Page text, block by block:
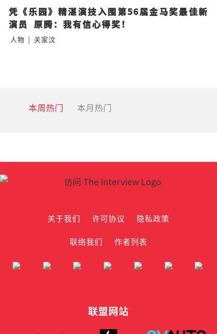
凭《乐园》精湛演技入围第56届金马奖最佳新
演员  原腾：我有信心得奖！
人物 | 关家汶
本周热门 本月热门
关于我们 许可协议
隐私政策
联络我们
作者列表
联盟网站